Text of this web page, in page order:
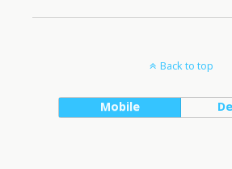
Back to top
Mobile